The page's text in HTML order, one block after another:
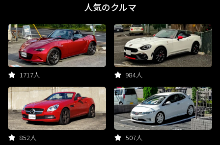
人気のクルマ
1717人 984人
852人 507人